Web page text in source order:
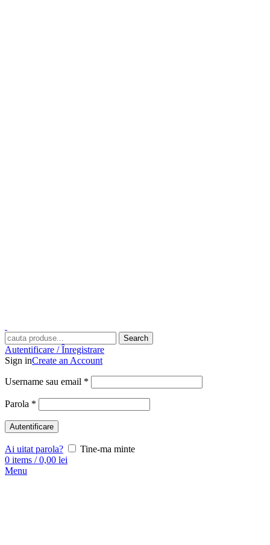
Search
Autentificare / Înregistrare
Sign inCreate an Account
Username sau email *
Parola *
Autentificare
Ai uitat parola?
Tine-ma minte
0 items / 0,00 lei
Menu